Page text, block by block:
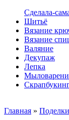
Сделала-
Шитьё
Вязание
Вязание
Валяние
Декупаж
Лепка
Главная » Поделки